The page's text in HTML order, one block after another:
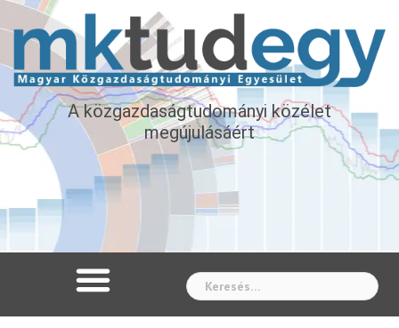
A közgazdaságtudományi közélet
megújulásáért